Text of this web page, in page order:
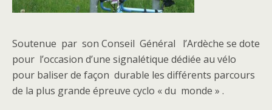
Soutenue par son Conseil Général l’Ardèche se dote
pour l’occasion d’une signalétique dédiée au vélo
pour baliser de façon durable les différents parcours
de la plus grande épreuve cyclo « du monde » .